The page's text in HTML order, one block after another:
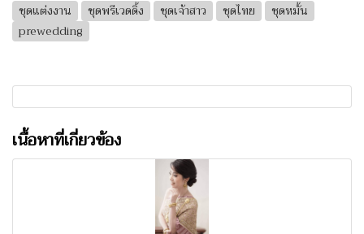
ชุดแต่งงาน ชุดพรีเวดดิ้ง ชุดเจ้าสาว ชุดไทย
ชุดหมั้น
prewedding
เนื้อหาที่เกี่ยวข้อง